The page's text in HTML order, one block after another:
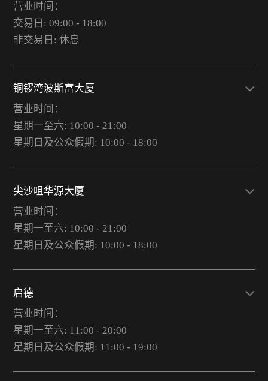
营业时间：
交易日: 09:00 - 18:00
非交易日: 休息
铜锣湾波斯富大厦
营业时间：
星期一至六: 10:00 - 21:00
星期日及公众假期: 10:00 - 18:00
尖沙咀华源大厦
营业时间：
星期一至六: 10:00 - 21:00
星期日及公众假期: 10:00 - 18:00
启德
营业时间：
星期一至六: 11:00 - 20:00
星期日及公众假期: 11:00 - 19:00